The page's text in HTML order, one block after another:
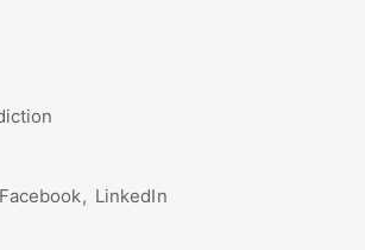
Facebook LinkedIn